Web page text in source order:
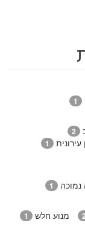
1
2
1
נמוכה 1
2 מנוע חלש 1